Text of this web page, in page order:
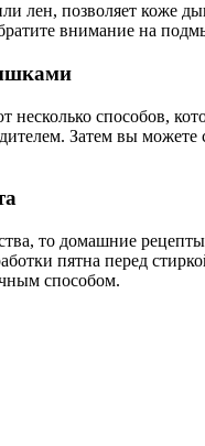
лен, позволяет коже
внимание на
способов,
Затем вы можете
то домашние
пятна перед
способом.